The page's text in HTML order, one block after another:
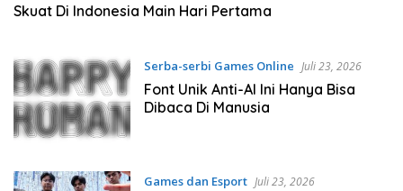
Skuat Di Indonesia Main Hari Pertama
Serba-serbi Games Online Juli 23, 2026
Font Unik Anti-AI Ini Hanya Bisa
Dibaca Di Manusia
Games dan Esport Juli 23, 2026